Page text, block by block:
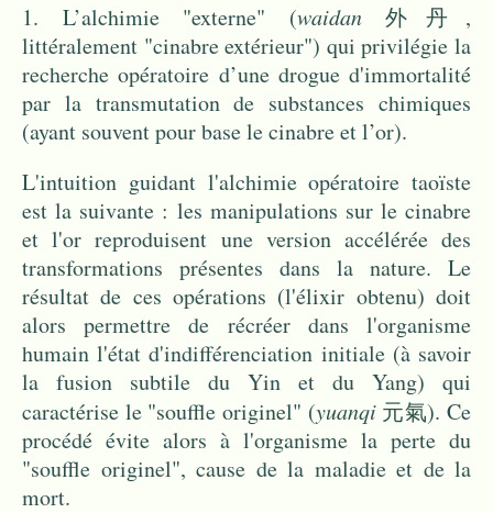
1. L’alchimie "externe" (waidan 外丹,
littéralement "cinabre extérieur") qui privilégie la
recherche opératoire d’une drogue d'immortalité
par la transmutation de substances chimiques
(ayant souvent pour base le cinabre et l’or).
L'intuition guidant l'alchimie opératoire taoïste
est la suivante : les manipulations sur le cinabre
et l'or reproduisent une version accélérée des
transformations présentes dans la nature. Le
résultat de ces opérations (l'élixir obtenu) doit
alors permettre de récréer dans l'organisme
humain l'état d'indifférenciation initiale (à savoir
la fusion subtile du Yin et du Yang) qui
caractérise le "souffle originel" (yuanqi元氣). Ce
procédé évite alors à l'organisme la perte du
"souffle originel", cause de la maladie et de la
mort.